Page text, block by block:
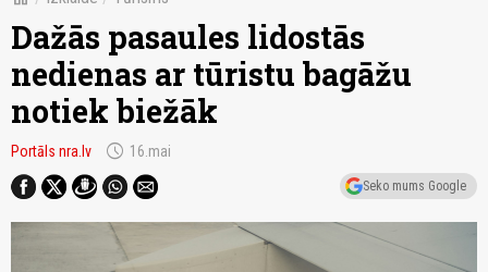
Dažās pasaules lidostās
nedienas ar tūristu bagāžu
notiek biežāk
Portāls nra.lv schedule 16.mai
Seko mums Google